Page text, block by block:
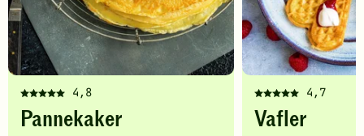
4,8
Denne
oppskriften
Pannekaker
4,7
Denne
oppskriften
Vafler